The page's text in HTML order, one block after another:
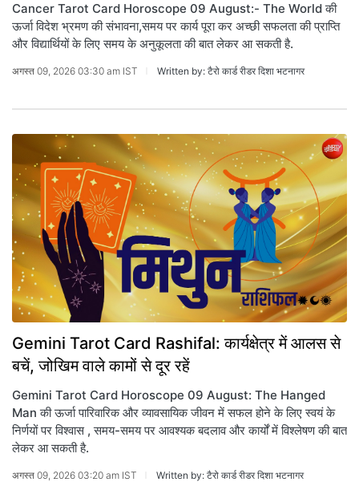
Cancer Tarot Card Horoscope 09 August:- The World की
ऊर्जा विदेश भ्रमण की संभावना,समय पर कार्य पूरा कर अच्छी सफलता की प्राप्ति
और विद्यार्थियों के लिए समय के अनुकूलता की बात लेकर आ सकती है.
अगस्त 09, 2026 03:30 am IST Written by: टैरो कार्ड रीडर दिशा भटनागर
Gemini Tarot Card Rashifal: कार्यक्षेत्र में आलस से
बचें, जोखिम वाले कामों से दूर रहें
Gemini Tarot Card Horoscope 09 August: The Hanged
Man की ऊर्जा पारिवारिक और व्यावसायिक जीवन में सफल होने के लिए स्वयं के
निर्णयों पर विश्वास , समय-समय पर आवश्यक बदलाव और कार्यों में विश्लेषण की बात
लेकर आ सकती है.
अगस्त 09, 2026 03:20 am IST Written by: टैरो कार्ड रीडर दिशा भटनागर